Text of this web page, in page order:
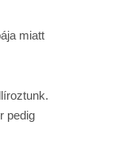
miatt
pedig